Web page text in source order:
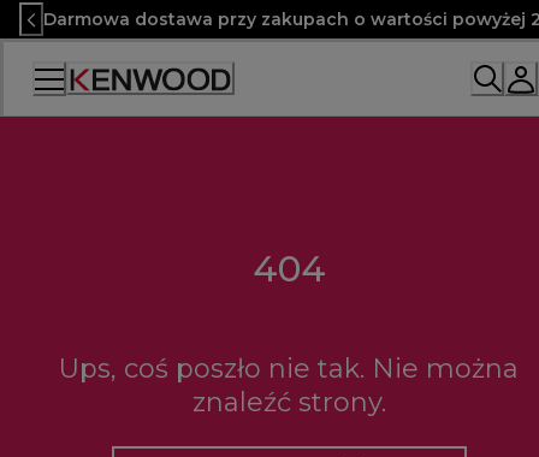
Skip
to
Content
Darmowa dostawa przy zakupach o wartości powyżej
404
Ups, coś poszło nie tak. Nie można
znaleźć strony.